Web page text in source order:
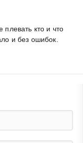
кто и что
и без ошибок.